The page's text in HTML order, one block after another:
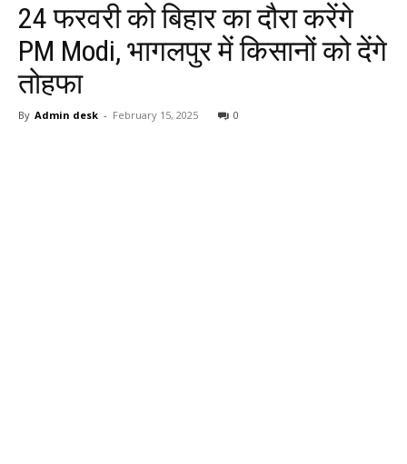
24 फरवरी को बिहार का दौरा करेंगे
PM Modi, भागलपुर में किसानों को देंगे
तोहफा
By Admin desk - February 15, 2025 0